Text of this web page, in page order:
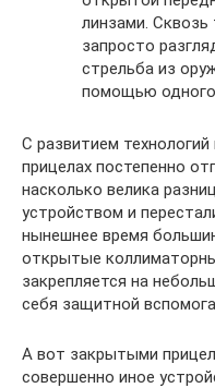
линзами. Сквозь
запросто
стрельба из
помощью одного
С развитием
прицелах постепенно
насколько велика
устройством и
нынешнее время
открытые
закрепляется на
себя защитной
А вот закрытыми
совершенно иное